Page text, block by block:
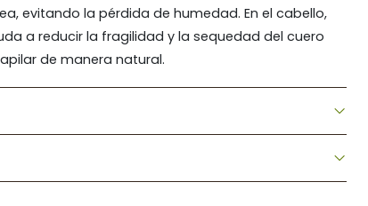
evitando la pérdida de humedad. En el cabello,
a reducir la fragilidad y la sequedad del cuero
de manera natural.